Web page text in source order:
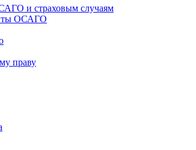
и страховым случаям
ОСАГО
праву